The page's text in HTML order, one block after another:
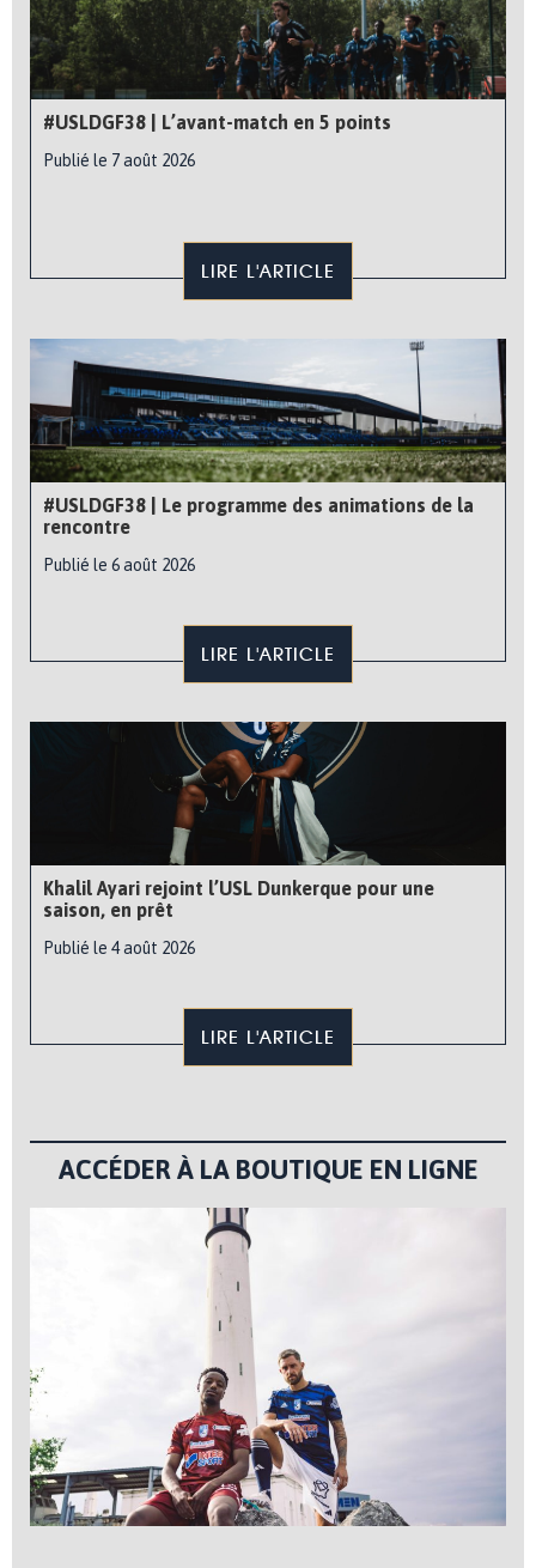
#USLDGF38 | L’avant-match en 5 points
Publié le 7 août 2026
LIRE L'ARTICLE
#USLDGF38 | Le programme des animations de la
rencontre
Publié le 6 août 2026
LIRE L'ARTICLE
Khalil Ayari rejoint l’USL Dunkerque pour une
saison, en prêt
Publié le 4 août 2026
LIRE L'ARTICLE
ACCÉDER À LA BOUTIQUE EN LIGNE